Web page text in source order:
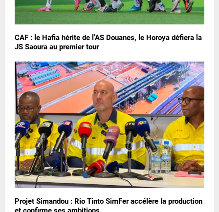
CAF : le Hafia hérite de l’AS Douanes, le Horoya défiera la
JS Saoura au premier tour
Projet Simandou : Rio Tinto SimFer accélère la production